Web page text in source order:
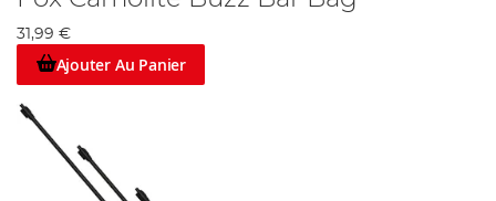
31,99 €
Ajouter Au Panier